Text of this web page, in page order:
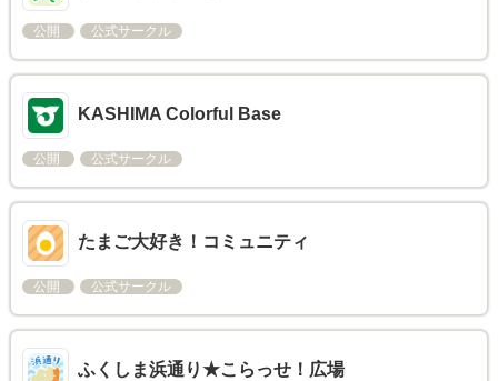
公開 公式サークル
KASHIMA Colorful Base
公開 公式サークル
たまご大好き！コミュニティ
公開 公式サークル
ふくしま浜通り★こらっせ！広場